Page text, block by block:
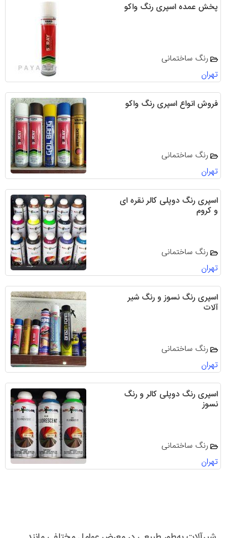
پخش عمده اسپری رنگ واکو
رنگ ساختمانی
تهران
فروش انواع اسپری رنگ واکو
رنگ ساختمانی
تهران
اسپری رنگ دوپلی کالر نقره ای
و کروم
رنگ ساختمانی
تهران
اسپری رنگ نسوز و رنگ شیر
آلات
رنگ ساختمانی
تهران
اسپری رنگ دوپلی کالر و رنگ
نسوز
رنگ ساختمانی
تهران